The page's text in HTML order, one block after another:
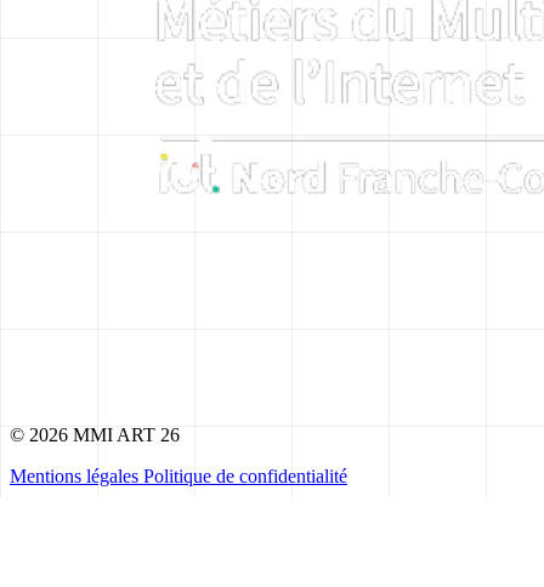
© 2026 MMI ART 26
Mentions légales Politique de confidentialité